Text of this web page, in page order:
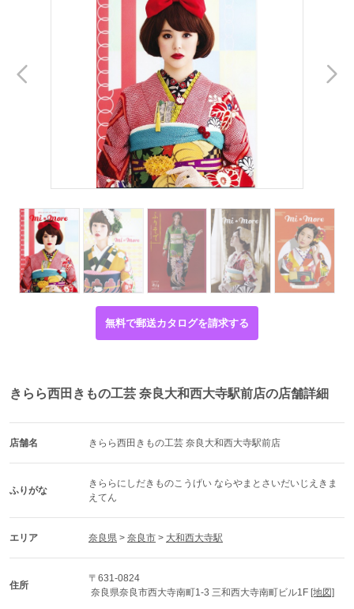
無料で郵送カタログを請求する
きらら西田きもの工芸 奈良大和西大寺駅前店の店舗詳細
店舗名 きらら西田きもの工芸 奈良大和西大寺駅前店
ふりがな
きららにしだきものこうげい ならやまとさいだいじえきま
えてん
エリア 奈良県 > 奈良市 > 大和西大寺駅
住所
〒631-0824
奈良県奈良市西大寺南町1-3 三和西大寺南町ビル1F [地図]